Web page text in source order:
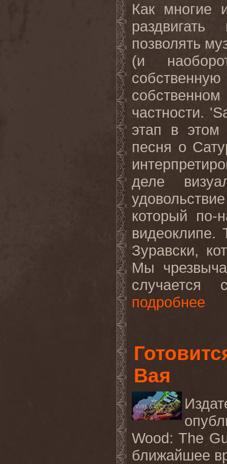
Как многие
позволять
(и
частности.
этап в этом
песня о
деле
который по-
Зуравски,
Мы
подробнее
Вая
Wood: The
ближайшее